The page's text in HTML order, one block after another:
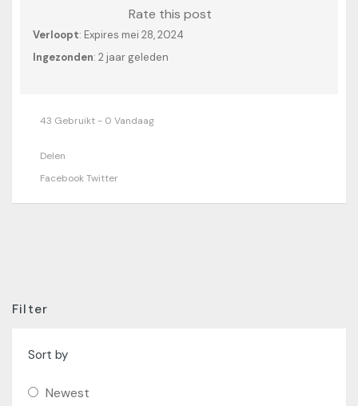
Rate this post
Verloopt: Expires mei 28, 2024
Ingezonden: 2 jaar geleden
43 Gebruikt - 0 Vandaag
Delen
FacebookTwitter
Filter
Sort by
Newest